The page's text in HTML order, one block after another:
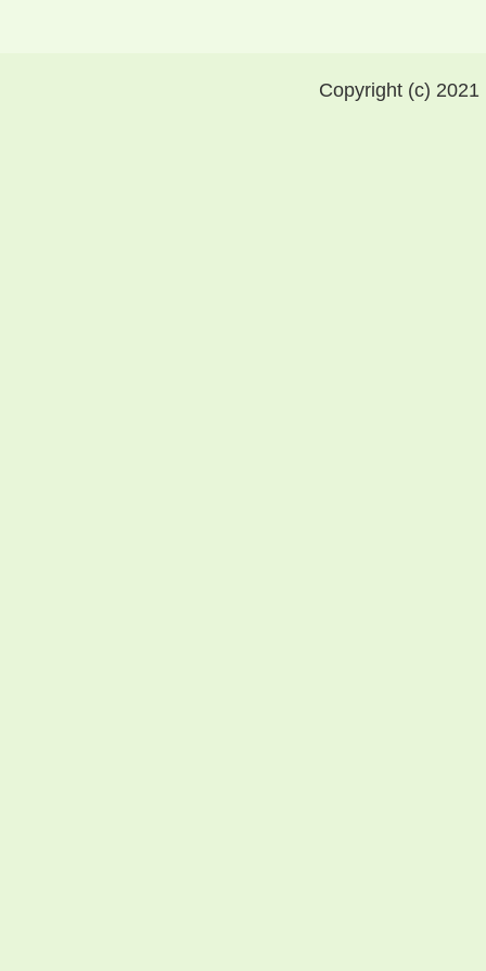
Copyright (c)